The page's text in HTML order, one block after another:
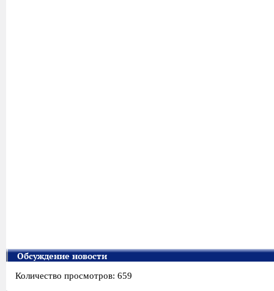
Обсуждение новости
Количество просмотров: 659